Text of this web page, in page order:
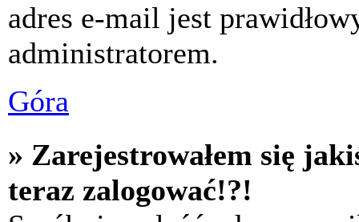
adres e-mail jest
administratorem.
Góra
» Zarejestrowałem się
teraz zalogować!?!